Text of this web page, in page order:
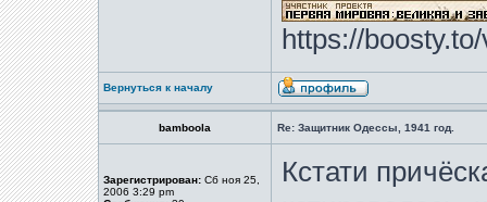
https://
Вернуться к началу
bamboola Re: Защитник Одессы, 1941 год.
Зарегистрирован: Сб ноя 25,
2006 3:29 pm
Кстати